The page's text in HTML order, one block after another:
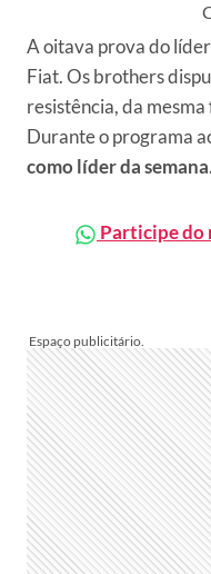
A oitava prova do
Fiat. Os brothers
resistência, da
Durante o programa
como líder da semana.
Participe do